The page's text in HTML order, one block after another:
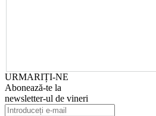
URMARIȚI-NE
Abonează-te la
newsletter-ul de vineri